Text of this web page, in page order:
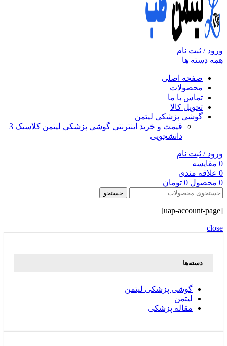
ورود / ثبت نام
همه دسته ها
صفحه اصلی
محصولات
تماس با ما
تحویل کالا
گوشی پزشکی لیتمن
قیمت و خرید اینترنتی گوشی پزشکی لیتمن کلاسیک 3
دانشجویی
ورود / ثبت نام
0 مقایسه
0 علاقه مندی
0 محصول 0 تومان
جستجو
[uap-account-page]
close
دسته‌ها
گوشی پزشکی لیتمن
لیتمن
مقاله پزشکی